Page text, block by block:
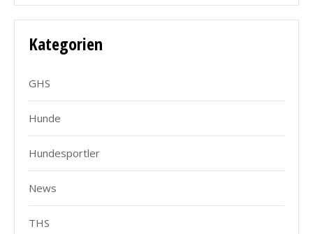
Kategorien
GHS
Hunde
Hundesportler
News
THS